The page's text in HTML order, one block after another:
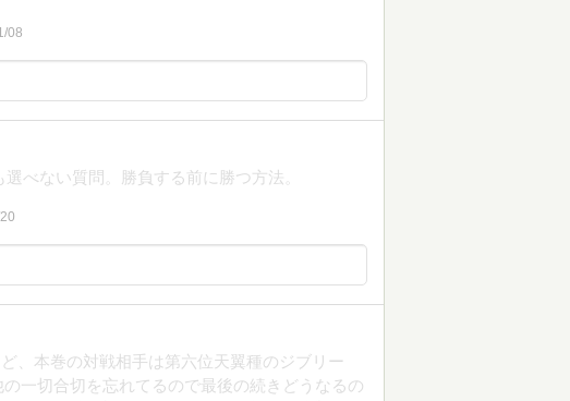
08
べない質問。勝負する前に勝つ方法。
、本巻の対戦相手は第六位天翼種のジブリー
一切合切を忘れてるので最後の続きどうなるの